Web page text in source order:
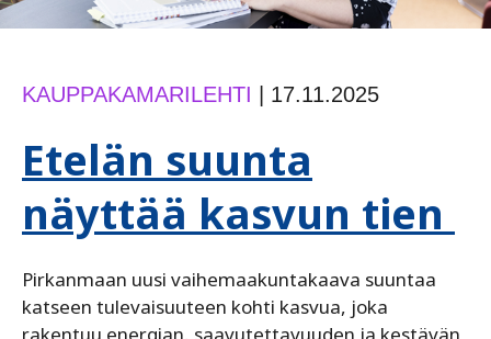
KAUPPAKAMARILEHTI 17.11.2025
Etelän suunta
näyttää kasvun tien
Pirkanmaan uusi vaihemaakuntakaava suuntaa
katseen tulevaisuuteen kohti kasvua, joka
rakentuu energian, saavutettavuuden ja kestävän